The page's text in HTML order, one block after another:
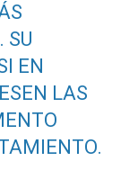
SU
EN
LAS